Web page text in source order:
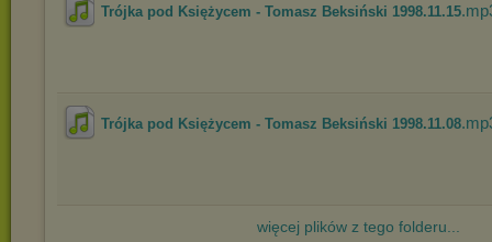
Trójka pod Księżycem - Tomasz Beksiński 1998.11.15
Trójka pod Księżycem - Tomasz Beksiński 1998.11.08
więcej plików z tego folderu...